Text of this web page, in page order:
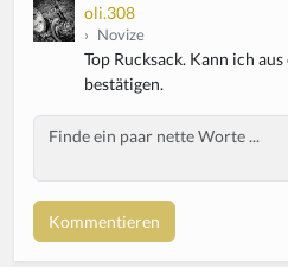
oli.308
› Novize
Top Rucksack. Kann ich
bestätigen.
Body